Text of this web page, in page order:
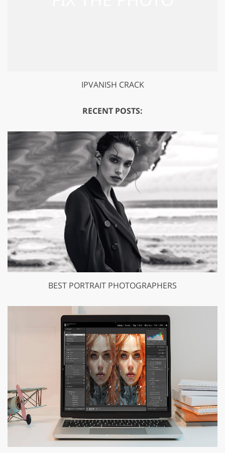
IPVANISH CRACK
RECENT POSTS:
BEST PORTRAIT PHOTOGRAPHERS